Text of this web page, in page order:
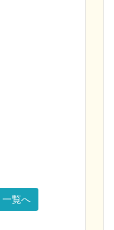
一覧へ